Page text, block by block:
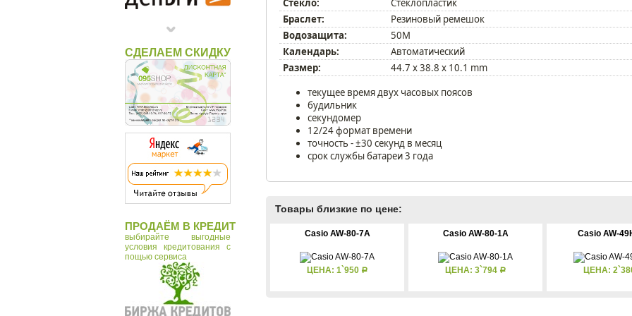
СДЕЛАЕМ СКИДКУ
ПРОДАЁМ В КРЕДИТ
выбирайте выгодные
условия кредитования с
пощью сервиса
Стекло:
Стеклопластик
Браслет:
Резиновый ремешок
Водозащита:
50M
Календарь:
Автоматический
Размер:
44.7 x 38.8 x 10.1 mm
текущее время двух часовых поясов
будильник
секундомер
12/24 формат времени
точность - ±30 секунд в месяц
срок службы батареи 3 года
Товары близкие по цене:
Casio AW-80-7A
ЦЕНА: 1`950 Р
Casio AW-80-1A
ЦЕНА: 3`794 Р
Casio AW-
ЦЕНА: